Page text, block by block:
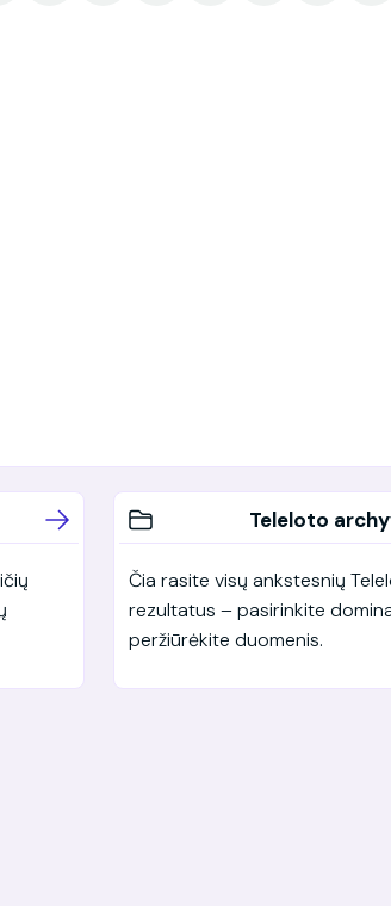
Teleloto
Čia rasite visų ankstesnių
rezultatus – pasirinkite
peržiūrėkite duomenis.